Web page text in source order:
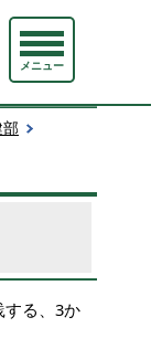
メニュー
部
する、3か